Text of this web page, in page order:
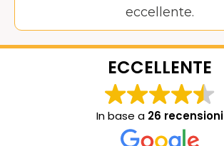
eccellente.
ECCELLENTE
In base a 26 recensioni